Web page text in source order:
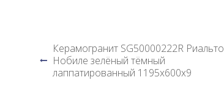
Керамогранит SG50000222R Риальто
Нобиле зелёный тёмный
лаппатированный 1195х600х9